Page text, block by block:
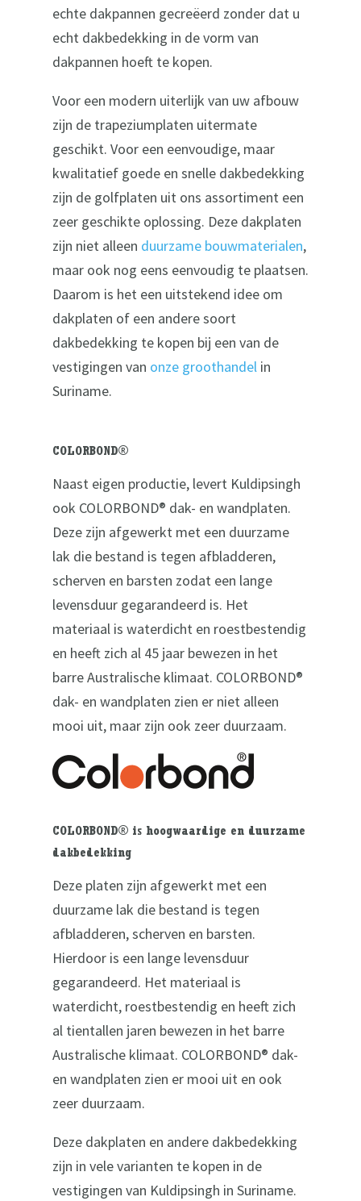
echte dakpannen gecreëerd zonder dat u
echt dakbedekking in de vorm van
dakpannen hoeft te kopen.
Voor een modern uiterlijk van uw afbouw
zijn de trapeziumplaten uitermate
geschikt. Voor een eenvoudige, maar
kwalitatief goede en snelle dakbedekking
zijn de golfplaten uit ons assortiment een
zeer geschikte oplossing. Deze dakplaten
zijn niet alleen duurzame bouwmaterialen,
maar ook nog eens eenvoudig te plaatsen.
Daarom is het een uitstekend idee om
dakplaten of een andere soort
dakbedekking te kopen bij een van de
vestigingen van onze groothandelin
Suriname.
COLORBOND®
Naast eigen productie, levert Kuldipsingh
ook COLORBOND® dak- en wandplaten.
Deze zijn afgewerkt met een duurzame
lak die bestand is tegen afbladderen,
scherven en barsten zodat een lange
levensduur gegarandeerd is. Het
materiaal is waterdicht en roestbestendig
en heeft zich al 45 jaar bewezen in het
barre Australische klimaat. COLORBOND®
dak- en wandplaten zien er niet alleen
mooi uit, maar zijn ook zeer duurzaam.
COLORBOND® is hoogwaardige en duurzame
dakbedekking
Deze platen zijn afgewerkt met een
duurzame lak die bestand is tegen
afbladderen, scherven en barsten.
Hierdoor is een lange levensduur
gegarandeerd. Het materiaal is
waterdicht, roestbestendig en heeft zich
al tientallen jaren bewezen in het barre
Australische klimaat. COLORBOND® dak-
en wandplaten zien er mooi uit en ook
zeer duurzaam.
Deze dakplaten en andere dakbedekking
zijn in vele varianten te kopen in de
vestigingen van Kuldipsingh in Suriname.